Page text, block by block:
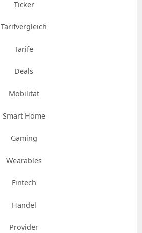
Ticker
Tarifvergleich
Tarife
Deals
Mobilität
Smart Home
Gaming
Wearables
Fintech
Handel
Provider